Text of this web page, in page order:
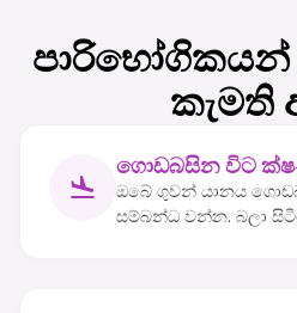
පාරිභෝගිකයන්
කැමති
ගොඩබසින විට
ඔබේ ගුවන් යානය
සම්බන්ධ වන්න. බලා